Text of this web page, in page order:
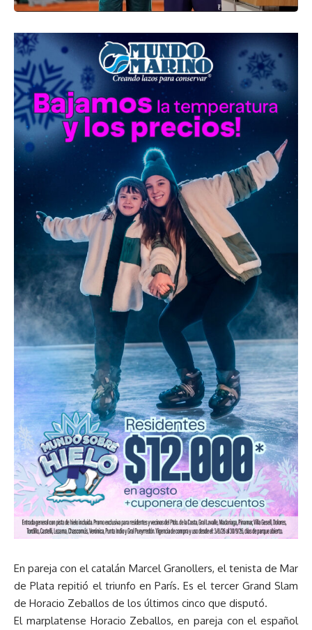
En pareja con el catalán Marcel Granollers, el tenista de Mar
de Plata repitió el triunfo en París. Es el tercer Grand Slam
de Horacio Zeballos de los últimos cinco que disputó.
El marplatense Horacio Zeballos, en pareja con el español